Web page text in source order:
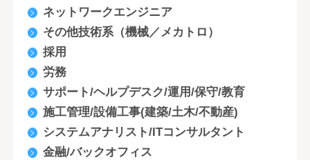
ネットワークエンジニア
その他技術系（機械／メカトロ）
採用
労務
サポート/ヘルプデスク/運用/保守/教育
施工管理/設備工事(建築/土木/不動産)
システムアナリスト/ITコンサルタント
金融/バックオフィス